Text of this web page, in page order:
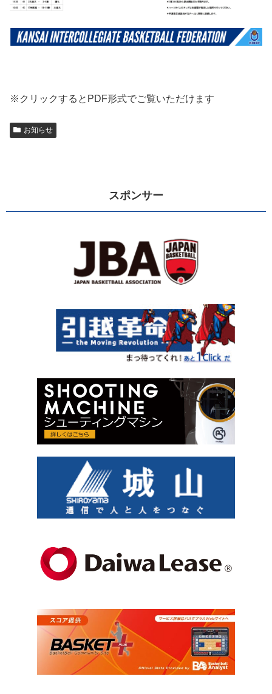
※クリックするとPDF形式でご覧いただけます
お知らせ
スポンサー